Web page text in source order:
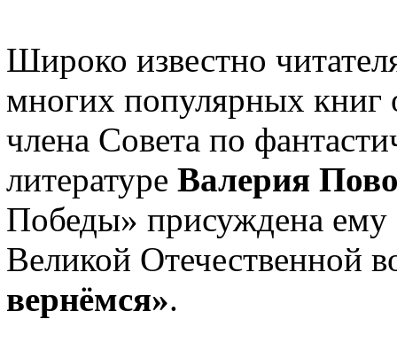
Широко известно
многих популярных книг
члена Совета по
литературе Валерия
Победы» присуждена ему
Великой Отечественной
вернёмся».